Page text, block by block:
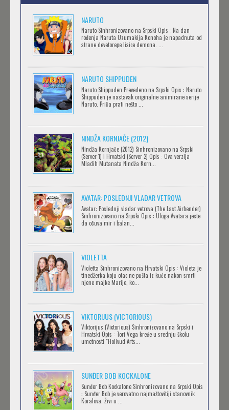
.HACK//LIMINALITY
Feb 12 2023 |Gledaj »
SOVA I EKIPA
Feb 12 2023 |Gledaj »
BLOODIVORES
Feb 12 2023 |Gledaj »
AVANTURE KIDA OPASNOST
Feb 12 2023 |Gledaj »
IPAK SE OKREĆE (GALILEO: EPPUR SI MUOVE)
OBLUTAK
SERVAMP
Feb 12 2023 |
2.43: SEIIN HIGH SCHOOL BOYS VOLLEYBALL
TEAM
NARUTO
Naruto Sinhronizovano na Srpski Opis : Na dan
rođenja Naruta Uzumakija Konoha je napadnuta od
strane devetorepe lisice demona. ...
NARUTO SHIPPUDEN
Naruto Shippuden Prevedeno na Srpski Opis : Naruto
Shippuden je nastavak originalne animirane serije
Naruto. Priča prati nešto ...
NINDŽA KORNJAČE (2012)
Nindža Kornjače (2012) Sinhronizovano na Srpski
(Server 1) i Hrvatski (Server 2) Opis : Ova verzija
Mladih Mutanata Nindža Korn...
AVATAR: POSLEDNJI VLADAR VETROVA
Avatar: Poslednji vladar vetrova (The Last Airbender)
Sinhronizovano na Srpski Opis : Uloga Avatara jeste
da očuva mir i balan...
VIOLETTA
Violetta Sinhronizovano na Hrvatski Opis : Violeta je
tinedžerka koju otac ne pušta iz kuće nakon smrti
njene majke Marije, ko...
VIKTORIJUS (VICTORIOUS)
Viktorijus (Victorious) Sinhronizovano na Srpski i
Hrvatski Opis : Tori Vega kreće u srednju školu
umetnosti "Holivud Arts...
SUNĐER BOB KOCKALONE
Sunđer Bob Kockalone Sinhronizovano na Srpski Opis
: Sunđer Bob je verovatno najmaštovitiji stanovnik
Koralova. Živi u ...